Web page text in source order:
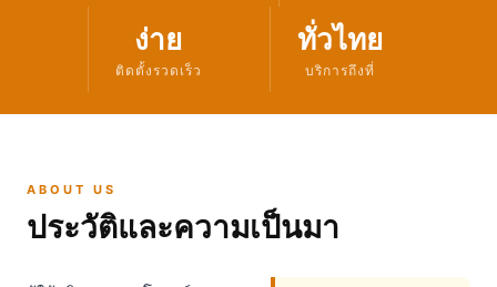
โซลาร์เซลล์
ระบบโซลาร์เซลล์ครบวงจร · ประหยัดค่าไฟ · ติดตั้ง
ง่าย
ติดตั้งรวดเร็ว
ทั่วไทย
บริการถึงที่
ABOUT US
ประวัติและความเป็นมา